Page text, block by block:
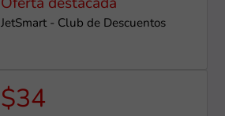
Oferta destacada
JetSmart - Club de Descuentos
$34